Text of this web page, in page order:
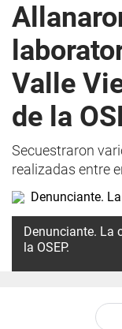
Valle
de la
Secuestraron
realizadas entre
Denunciante. La
la OSEP.